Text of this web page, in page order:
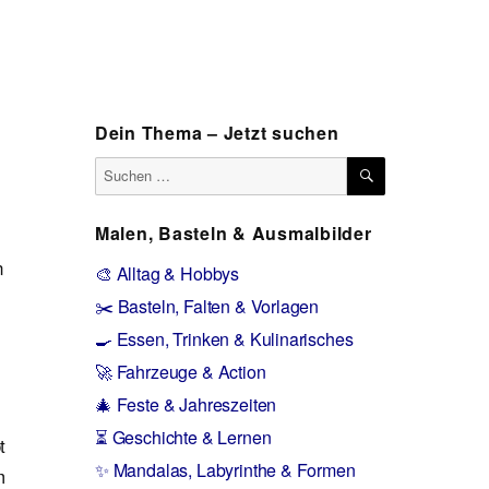
Dein Thema – Jetzt suchen
Suchen
nach:
SUCHEN
Malen, Basteln & Ausmalbilder
🎨 Alltag & Hobbys
✂️ Basteln, Falten & Vorlagen
🍳 Essen, Trinken & Kulinarisches
🚀 Fahrzeuge & Action
🎄 Feste & Jahreszeiten
⏳ Geschichte & Lernen
✨ Mandalas, Labyrinthe & Formen